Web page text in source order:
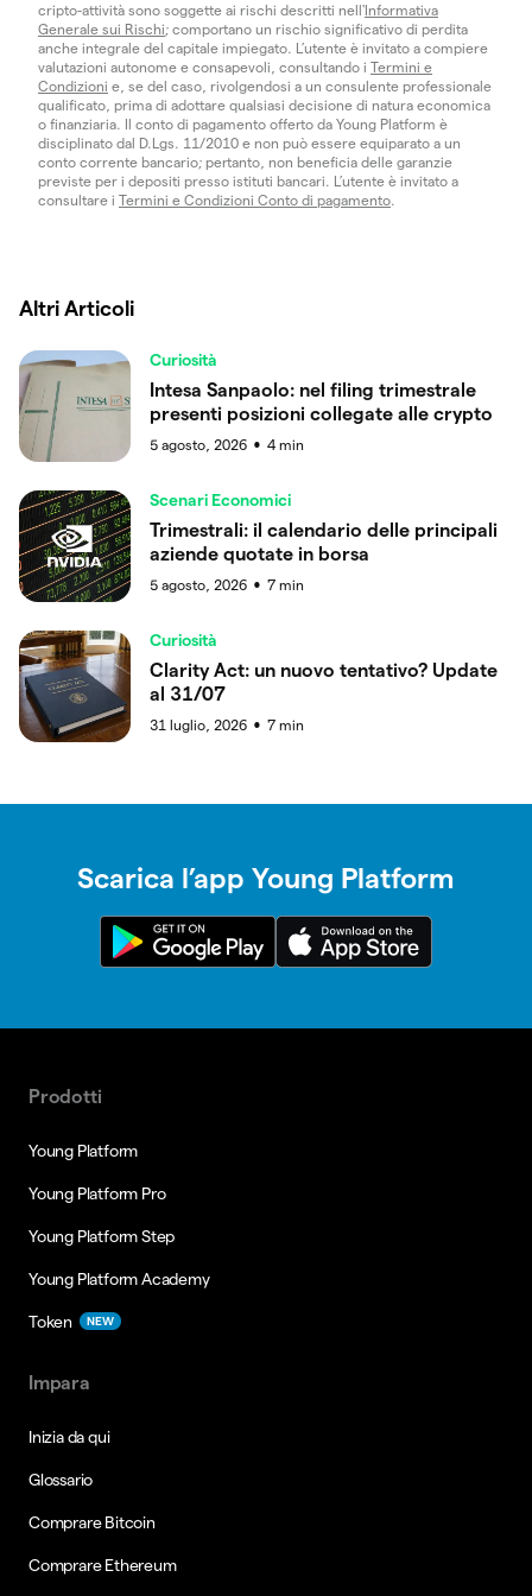
cripto-attività sono soggette ai rischi descritti nell'Informativa
Generale sui Rischi; comportano un rischio significativo di perdita
anche integrale del capitale impiegato. L’utente è invitato a compiere
valutazioni autonome e consapevoli, consultando i Termini e
Condizioni e, se del caso, rivolgendosi a un consulente professionale
qualificato, prima di adottare qualsiasi decisione di natura economica
o finanziaria. Il conto di pagamento offerto da Young Platform è
disciplinato dal D.Lgs. 11/2010 e non può essere equiparato a un
conto corrente bancario; pertanto, non beneficia delle garanzie
previste per i depositi presso istituti bancari. L’utente è invitato a
consultare i Termini e Condizioni Conto di pagamento
Altri Articoli
Curiosità
Intesa Sanpaolo: nel filing trimestrale
presenti posizioni collegate alle crypto
5 agosto, 2026 ● 4 min
Scenari Economici
Trimestrali: il calendario delle principali
aziende quotate in borsa
5 agosto, 2026 ● 7 min
Curiosità
Clarity Act: un nuovo tentativo? Update
al 31/07
31 luglio, 2026 ● 7 min
Scarica l’app Young Platform
Prodotti
Young Platform
Young Platform Pro
Young Platform Step
Young Platform Academy
Token NEW
Impara
Inizia da qui
Glossario
Comprare Bitcoin
Comprare Ethereum